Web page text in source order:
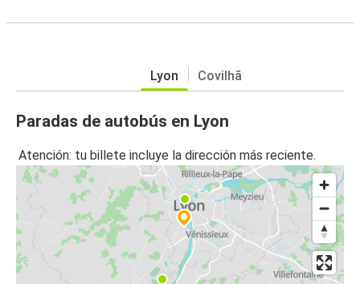
Lyon Covilhã
Paradas de autobús en Lyon
Atención: tu billete incluye la dirección más reciente.